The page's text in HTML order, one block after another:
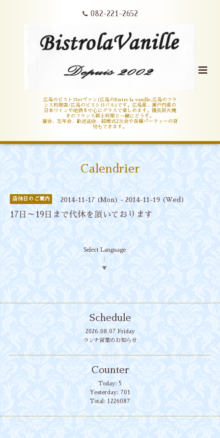
082-221-2652
広島のビストロetヴァン(広島のBistro la vanille,広島のフラ
ンス料理店/広島のビストロバル)です。広島産、瀬戸内産の
日本ワインや地酒を中心にグラスで楽しめます。備長炭火焼
きのフランス郷土料理と一緒にどうぞ。
宴会、忘年会、歓送迎会、結婚式2次会や各種パーティーの貸
切もできます。
Calendrier
店休日のご案内 2014-11-17 (Mon) - 2014-11-19 (Wed)
17日～19日まで代休を頂いております
Select Language
▼
Schedule
2026.08.07 Friday
ランチ営業のお知らせ
Counter
Today: 5
Yesterday: 701
Total: 1226087